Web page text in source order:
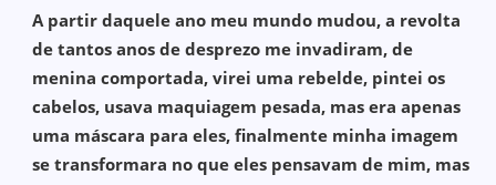
A partir daquele ano meu mundo mudou, a revolta
de tantos anos de desprezo me invadiram, de
menina comportada, virei uma rebelde, pintei os
cabelos, usava maquiagem pesada, mas era apenas
uma máscara para eles, finalmente minha imagem
se transformara no que eles pensavam de mim, mas